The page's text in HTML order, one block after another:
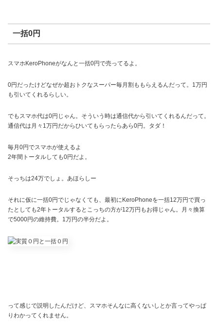
一括0円
スマホKeroPhoneがなんと一括0円で売ってるよ。
0円だったけどなぜか超おトクなスーパー毎月割ももらえるんだって。1万円
も引いてくれるらしい。
でもスマホ代は0円じゃん。そういう時は通信代から引いてくれるんだって。
通信代は月々1万円だからひいてもらったらあら0円。タダ！
毎月0円でスマホが使えるよ
2年間トータルしても0円だよ。
そっちは24万でしょ。あほらしー
それに仮に一括0円でじゃなくても、最初にKeroPhoneを一括12万円で買っ
たとしても2年トータルするとこっちの方が12万円もお得じゃん。月々換算
で5000円の維持費。1万円の半分だよ。
って感じで説明したんだけど、スマホそんなに高くないしとか言ってやっぱ
りわかってくれません。